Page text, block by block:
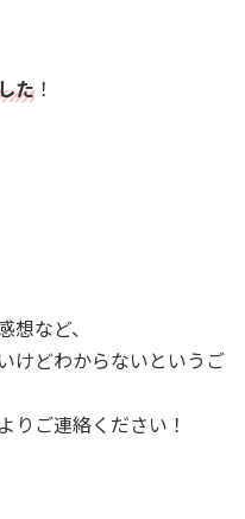
た ！
など、
けどわからないというご
りご連絡ください！